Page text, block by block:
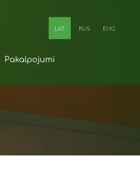
Pakalpojumi
LAT RUS ENG